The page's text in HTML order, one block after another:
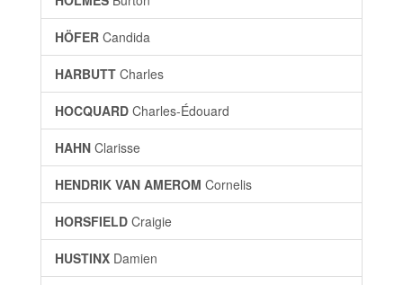
HÖFER Candida
HARBUTT Charles
HOCQUARD Charles-Édouard
HAHN Clarisse
HENDRIK VAN AMEROM Cornelis
HORSFIELD Craigie
HUSTINX Damien